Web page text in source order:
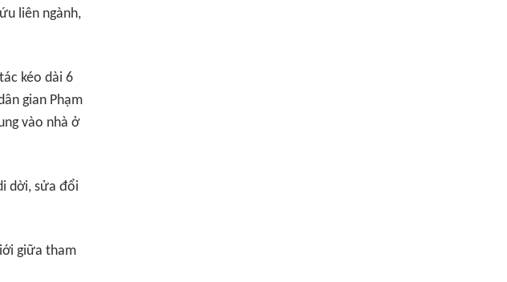
liên ngành,
kéo dài 6
gian Phạm
vào nhà ở
dời, sửa đổi
giữa tham